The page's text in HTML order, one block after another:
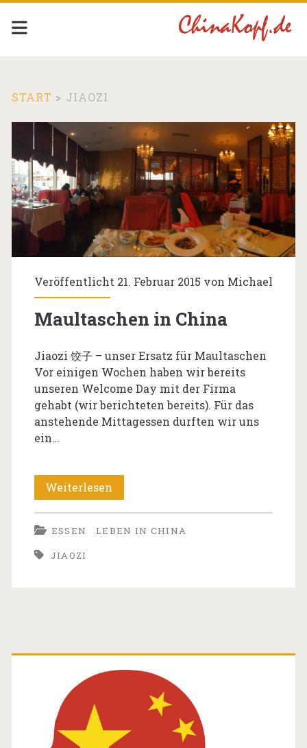
START > JIAOZI
Schlagwort:
<span>Jiaozi</span>
Veröffentlicht 21. Februar 2015 von Michael
Maultaschen in China
Jiaozi 饺子 – unser Ersatz für Maultaschen
Vor einigen Wochen haben wir bereits
unseren Welcome Day mit der Firma
gehabt (wir berichteten bereits). Für das
anstehende Mittagessen durften wir uns
ein…
Weiterlesen
in
China
ESSEN
LEBEN IN CHINA
JIAOZI
Primäre
Seitenleiste